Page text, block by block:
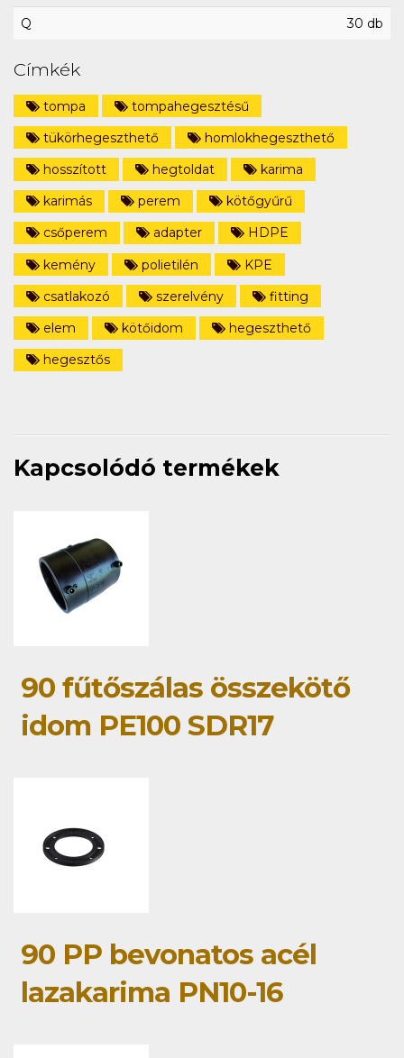
Q 30 db
Címkék
tompa
tompahegesztésű
tükörhegeszthető
homlokhegeszthető
hosszított
hegtoldat
karima
karimás
perem
kötőgyűrű
csőperem
adapter
HDPE
kemény
polietilén
KPE
csatlakozó
szerelvény
fitting
elem
kötőidom
hegeszthető
hegesztős
Kapcsolódó termékek
90 fűtőszálas összekötő
idom PE100 SDR17
90 PP bevonatos acél
lazakarima PN10-16